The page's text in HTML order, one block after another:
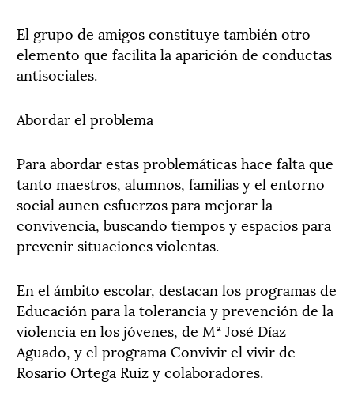
El grupo de amigos constituye también otro
elemento que facilita la aparición de conductas
antisociales.
Abordar el problema
Para abordar estas problemáticas hace falta que
tanto maestros, alumnos, familias y el entorno
social aunen esfuerzos para mejorar la
convivencia, buscando tiempos y espacios para
prevenir situaciones violentas.
En el ámbito escolar, destacan los programas de
Educación para la tolerancia y prevención de la
violencia en los jóvenes, de Mª José Díaz
Aguado, y el programa Convivir el vivir de
Rosario Ortega Ruiz y colaboradores.